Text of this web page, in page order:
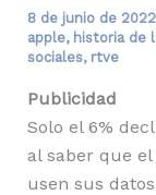
8 de junio de 2022
apple, historia de
sociales, rtve
Publicidad
Solo el 6%
al saber que
usen sus